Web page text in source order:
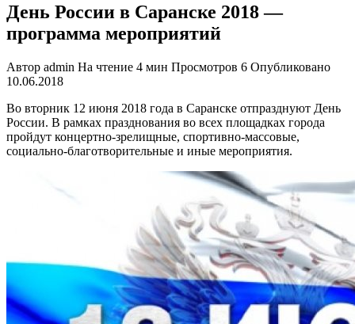
День России в Саранске 2018 —
программа мероприятий
Автор admin На чтение 4 мин Просмотров 6 Опубликовано
10.06.2018
Во вторник 12 июня 2018 года в Саранске отпразднуют День
России. В рамках празднования во всех площадках города
пройдут концертно-зрелищные, спортивно-массовые,
социально-благотворительные и иные мероприятия.